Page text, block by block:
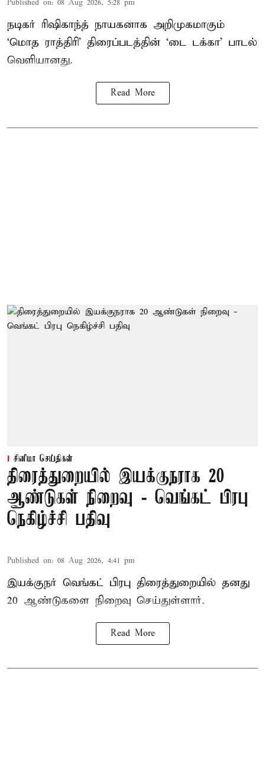
Published on: 08 Aug 2026, 5:28 pm
நடிகர் ரிஷிகாந்த் நாயகனாக அறிமுகமாகும்
‘மொத ராத்திரி’ திரைப்படத்தின் ‘டை டக்கா’ பாடல்
வெளியானது.
Read More
சினிமா செய்திகள்
திரைத்துறையில் இயக்குநராக 20
ஆண்டுகள் நிறைவு - வெங்கட் பிரபு
நெகிழ்ச்சி பதிவு
Published on: 08 Aug 2026, 4:41 pm
இயக்குநர் வெங்கட் பிரபு திரைத்துறையில் தனது
20 ஆண்டுகளை நிறைவு செய்துள்ளார்.
Read More